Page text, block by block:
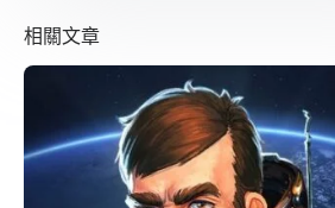
相關文章